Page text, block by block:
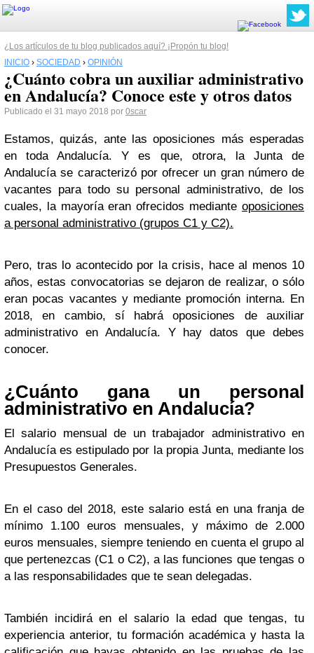
¿Los artículos de tu blog publicados aquí? ¡Propón tu blog!
INICIO › SOCIEDAD › OPINIÓN
¿Cuánto cobra un auxiliar administrativo
en Andalucía? Conoce este y otros datos
Publicado el 31 mayo 2018 por 0scar
Estamos, quizás, ante las oposiciones más esperadas
en toda Andalucía. Y es que, otrora, la Junta de
Andalucía se caracterizó por ofrecer un gran número de
vacantes para todo su personal administrativo, de los
cuales, la mayoría eran ofrecidos mediante oposiciones
a personal administrativo (grupos C1 y C2).
Pero, tras lo acontecido por la crisis, hace al menos 10
años, estas convocatorias se dejaron de realizar, o sólo
eran pocas vacantes y mediante promoción interna. En
2018, en cambio, sí habrá oposiciones de auxiliar
administrativo en Andalucía. Y hay datos que debes
conocer.
¿Cuánto gana un personal
administrativo en Andalucía?
El salario mensual de un trabajador administrativo en
Andalucía es estipulado por la propia Junta, mediante los
Presupuestos Generales.
En el caso del 2018, este salario está en una franja de
mínimo 1.100 euros mensuales, y máximo de 2.000
euros mensuales, siempre teniendo en cuenta el grupo al
que pertenezcas (C1 o C2), a las funciones que tengas o
a las responsabilidades que te sean delegadas.
También incidirá en el salario la edad que tengas, tu
experiencia anterior, tu formación académica y hasta la